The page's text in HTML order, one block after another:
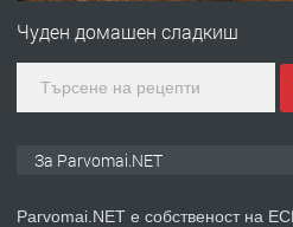
Чуден домашен сладкиш
За Parvomai.NET
Parvomai.NET е собственост